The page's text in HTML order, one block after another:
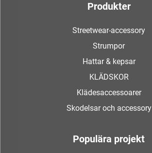
Produkter
Streetwear-accessory
Strumpor
Hattar & kepsar
KLÄDSKOR
Klädesaccessoarer
Skodelsar och accessory
Populära projekt